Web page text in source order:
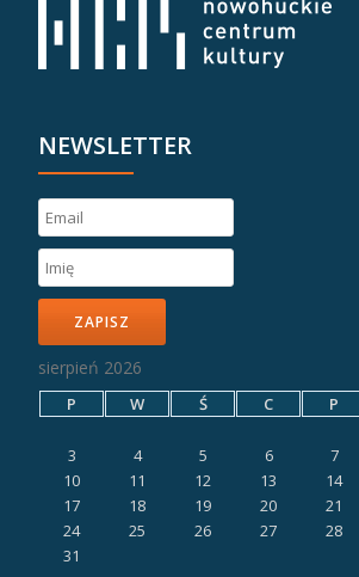
NEWSLETTER
ZAPISZ
sierpień 2026
P W Ś C P
3
4 5 6 7
10
11 12 13 14
17
18 19 20 21
24
25 26 27 28
31